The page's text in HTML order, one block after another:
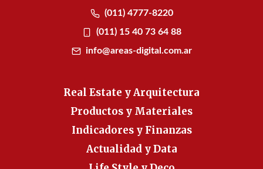
(011) 4777-8220
(011) 15 40 73 64 88
info@areas-digital.com.ar
Real Estate y Arquitectura
Productos y Materiales
Indicadores y Finanzas
Actualidad y Data